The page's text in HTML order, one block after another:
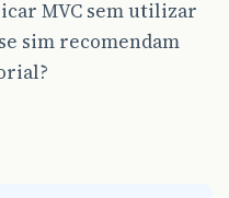
MVC sem utilizar
sim recomendam